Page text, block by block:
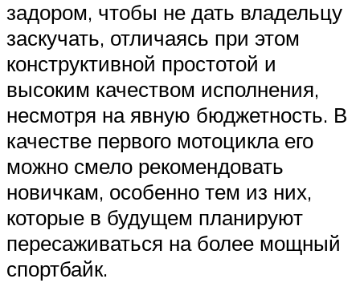
задором, чтобы не дать владельцу
заскучать, отличаясь при этом
конструктивной простотой и
высоким качеством исполнения,
несмотря на явную бюджетность. В
качестве первого мотоцикла его
можно смело рекомендовать
новичкам, особенно тем из них,
которые в будущем планируют
пересаживаться на более мощный
спортбайк.